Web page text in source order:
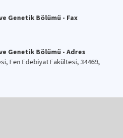
Genetik Bölümü - Fax
Genetik Bölümü - Adres
Fen Edebiyat Fakültesi, 34469,